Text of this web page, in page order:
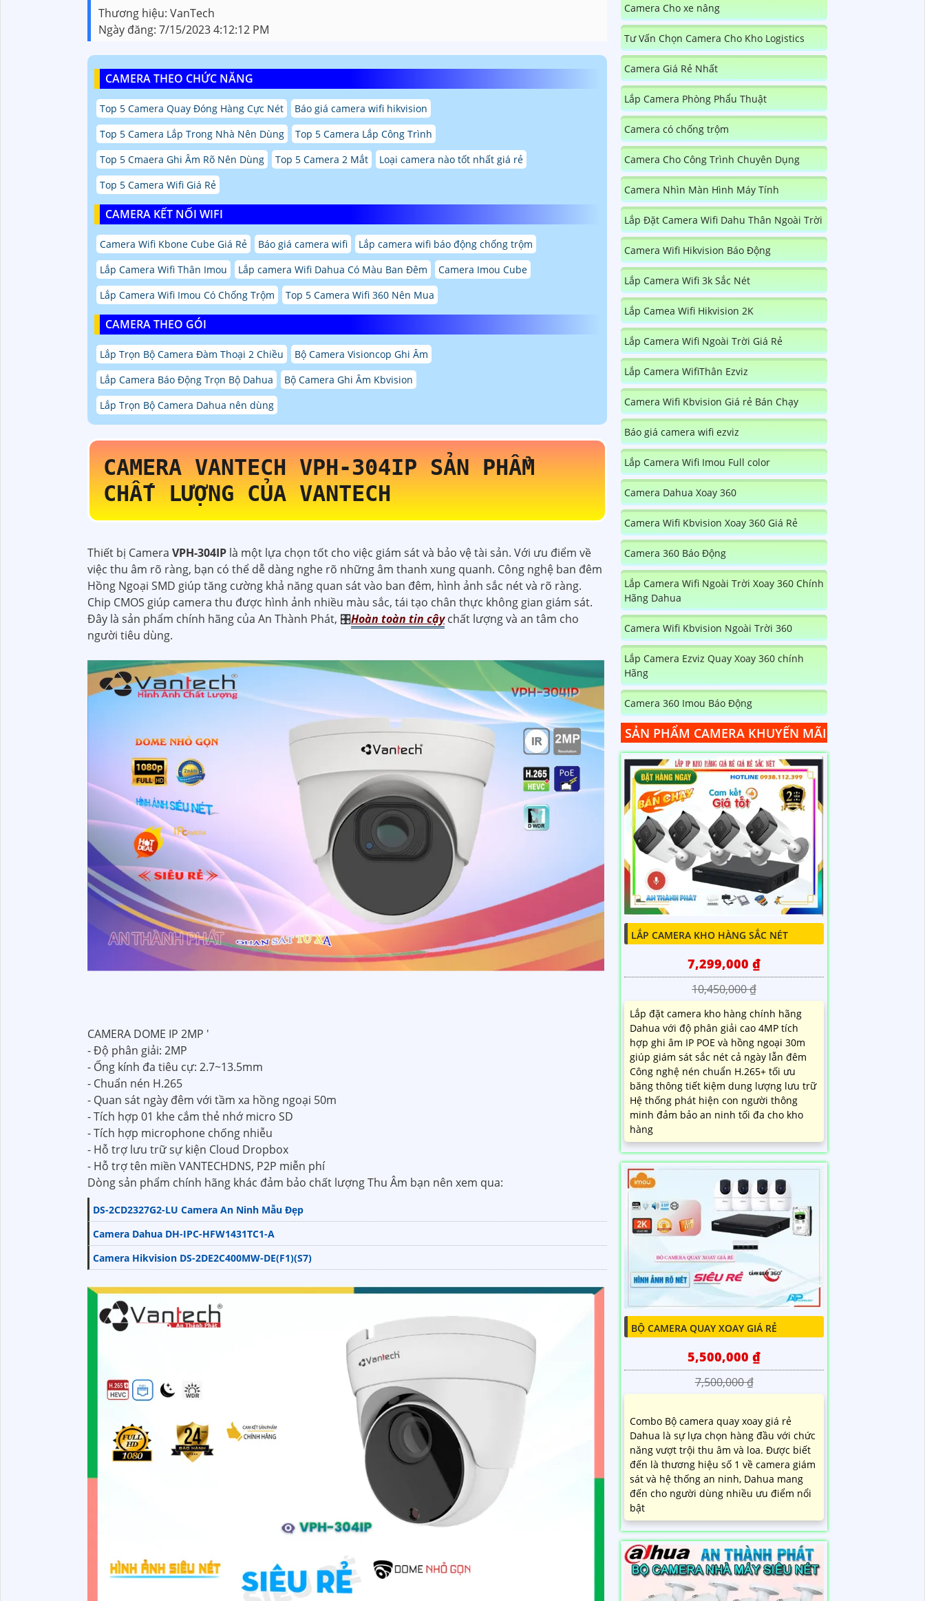
Thương hiệu: VanTech
Ngày đăng: 7/15/2023 4:12:12 PM
CAMERA THEO CHỨC NĂNG
Top 5 Camera Quay Đóng Hàng Cực Nét
Báo giá camera wifi hikvision
Top 5 Camera Lắp Trong Nhà Nên Dùng
Top 5 Camera Lắp Công Trình
Top 5 Cmaera Ghi Âm Rõ Nên Dùng
Top 5 Camera 2 Mắt
Loại camera nào tốt nhất giá rẻ
Top 5 Camera Wifi Giá Rẻ
CAMERA KẾT NỐI WIFI
Camera Wifi Kbone Cube Giá Rẻ Báo giá camera wifi
Lắp camera wifi báo động chống trộm
Lắp Camera Wifi Thân Imou
Lắp camera Wifi Dahua Có Màu Ban Đêm
Camera Imou Cube
Lắp Camera Wifi Imou Có Chống Trộm
Top 5 Camera Wifi 360 Nên Mua
CAMERA THEO GÓI
Lắp Trọn Bộ Camera Đàm Thoại 2 Chiều
Bộ Camera Visioncop Ghi Âm
Lắp Camera Báo Động Trọn Bộ Dahua
Bộ Camera Ghi Âm Kbvision
Lắp Trọn Bộ Camera Dahua nên dùng
CAMERA VANTECH VPH-304IP SẢN PHẨM
CHẤT LƯỢNG CỦA VANTECH
Thiết bị Camera VPH-304IP là một lựa chọn tốt cho việc giám sát và bảo vệ tài sản. Với ưu điểm về
việc thu âm rõ ràng, bạn có thể dễ dàng nghe rõ những âm thanh xung quanh. Công nghệ ban đêm
Hồng Ngoại SMD giúp tăng cường khả năng quan sát vào ban đêm, hình ảnh sắc nét và rõ ràng.
Chip CMOS giúp camera thu được hình ảnh nhiều màu sắc, tái tạo chân thực không gian giám sát.
Đây là sản phẩm chính hãng của An Thành Phát, 🎛Hoàn toàn tin cậychất lượng và an tâm cho
người tiêu dùng.
CAMERA DOME IP 2MP '
- Độ phân giải: 2MP
- Ống kính đa tiêu cự: 2.7~13.5mm
- Chuẩn nén H.265
- Quan sát ngày đêm với tầm xa hồng ngoại 50m
- Tích hợp 01 khe cắm thẻ nhớ micro SD
- Tích hợp microphone chống nhiễu
- Hỗ trợ lưu trữ sự kiện Cloud Dropbox
- Hỗ trợ tên miền VANTECHDNS, P2P miễn phí
Dòng sản phẩm chính hãng khác đảm bảo chất lượng Thu Âm bạn nên xem qua:
DS-2CD2327G2-LU Camera An Ninh Mẫu Đẹp
Camera Dahua DH-IPC-HFW1431TC1-A
Camera Hikvision DS-2DE2C400MW-DE(F1)(S7)
Camera Cho xe nâng
Tư Vấn Chọn Camera Cho Kho Logistics
Camera Giá Rẻ Nhất
Lắp Camera Phòng Phẩu Thuật
Camera có chống trộm
Camera Cho Công Trình Chuyên Dụng
Camera Nhìn Màn Hình Máy Tính
Lắp Đặt Camera Wifi Dahu Thân Ngoài Trời
Camera Wifi Hikvision Báo Động
Lắp Camera Wifi 3k Sắc Nét
Lắp Camea Wifi Hikvision 2K
Lắp Camera Wifi Ngoài Trời Giá Rẻ
Lắp Camera WifiThân Ezviz
Camera Wifi Kbvision Giá rẻ Bán Chạy
Báo giá camera wifi ezviz
Lắp Camera Wifi Imou Full color
Camera Dahua Xoay 360
Camera Wifi Kbvision Xoay 360 Giá Rẻ
Camera 360 Báo Động
Lắp Camera Wifi Ngoài Trời Xoay 360 Chính
Hãng Dahua
Camera Wifi Kbvision Ngoài Trời 360
Lắp Camera Ezviz Quay Xoay 360 chính
Hãng
Camera 360 Imou Báo Động
SẢN PHẨM CAMERA KHUYẾN MÃI
LẮP CAMERA KHO HÀNG SẮC NÉT
7,299,000 ₫
10,450,000 ₫
Lắp đặt camera kho hàng chính hãng
Dahua với độ phân giải cao 4MP tích
hợp ghi âm IP POE và hồng ngoại 30m
giúp giám sát sắc nét cả ngày lẫn đêm
Công nghệ nén chuẩn H.265+ tối ưu
băng thông tiết kiệm dung lượng lưu trữ
Hệ thống phát hiện con người thông
minh đảm bảo an ninh tối đa cho kho
hàng
BỘ CAMERA QUAY XOAY GIÁ RẺ
5,500,000 ₫
7,500,000 ₫
Combo Bộ camera quay xoay giá rẻ
Dahua là sự lựa chọn hàng đầu với chức
năng vượt trội thu âm và loa. Được biết
đến là thương hiệu số 1 về camera giám
sát và hệ thống an ninh, Dahua mang
đến cho người dùng nhiều ưu điểm nổi
bật